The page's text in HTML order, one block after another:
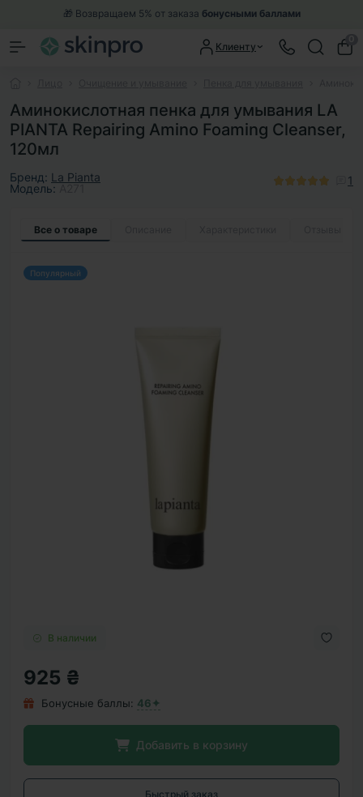
🎁 Возвращаем 5% от заказа бонусными баллами
Клиенту
Аминокислотная пенка для умывания LA
PIANTA Repairing Amino Foaming Cleanser,
120мл
Бренд: La Pianta
Модель:
1
Все о товаре
Популярный
В наличии
925 ₴
Бонусные баллы: 46✦
Добавить в корзину
Быстрый заказ